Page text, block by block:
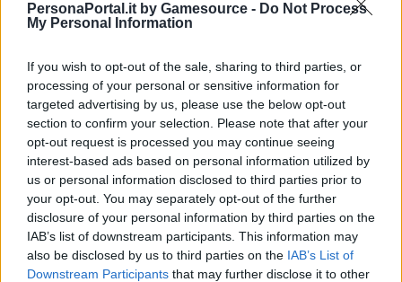
PersonaPortal.it by Gamesource - Do Not Process
My Personal Information
If you wish to opt-out of the sale, sharing to third parties, or
processing of your personal or sensitive information for
targeted advertising by us, please use the below opt-out
section to confirm your selection. Please note that after your
opt-out request is processed you may continue seeing
interest-based ads based on personal information utilized by
us or personal information disclosed to third parties prior to
your opt-out. You may separately opt-out of the further
disclosure of your personal information by third parties on the
IAB’s list of downstream participants. This information may
also be disclosed by us to third parties on the IAB’s List of
Downstream Participants that may further disclose it to other
Cardfight!! Vanguard collabora con Persona per
festeggiare il trentesimo anniversario
16/06/2026